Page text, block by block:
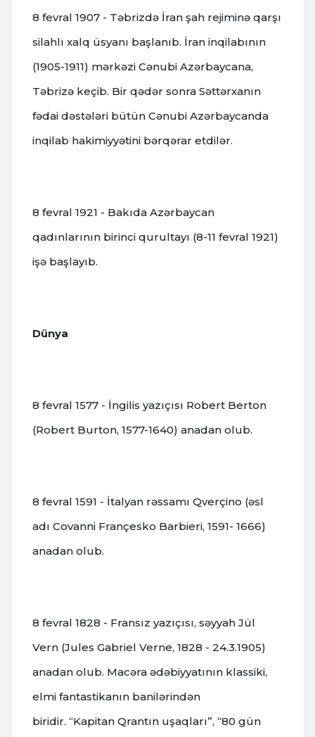
8 fevral 1907 - Təbrizdə İran şah rejiminə qarşı
silahlı xalq üsyanı başlanıb. İran inqilabının
(1905-1911) mərkəzi Cənubi Azərbaycana,
Təbrizə keçib. Bir qədər sonra Səttərxanın
fədai dəstələri bütün Cənubi Azərbaycanda
inqilab hakimiyyətini bərqərar etdilər.
8 fevral 1921 - Bakıda Azərbaycan
qadınlarının birinci qurultayı (8-11 fevral 1921)
işə başlayıb.
Dünya
8 fevral 1577 - İngilis yazıçısı Robert Berton
(Robert Burton, 1577-1640) anadan olub.
8 fevral 1591 - İtalyan rəssamı Qverçino (əsl
adı Covanni Françesko Barbieri, 1591- 1666)
anadan olub.
8 fevral 1828 - Fransız yazıçısı, səyyah Jül
Vern (Jules Gabriel Verne, 1828 - 24.3.1905)
anadan olub. Macəra ədəbiyyatının klassiki,
elmi fantastikanın banilərindən
biridir. “Kapitan Qrantın uşaqları”, “80 gün